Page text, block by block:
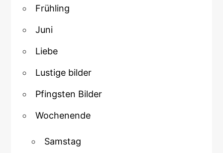
Frühling
Juni
Liebe
Lustige bilder
Pfingsten Bilder
Wochenende
Samstag